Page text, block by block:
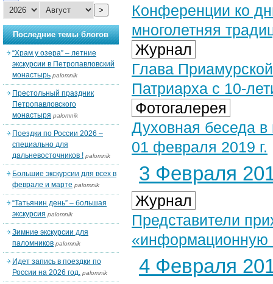
Конференции ко
многолетняя
Журнал
Глава
Патриарха с 10-
Фотогалерея
Духовная беседа
01 февраля 2019 г.
3 Февраля
Журнал
Представители
«информационную
4 Февраля
>
Последние темы блогов
“Храм у озера” – летние
экскурсии в Петропавловский
монастырь palomnik
Престольный праздник
Петропавловского
монастыря palomnik
Поездки по России 2026 –
специально для
дальневосточников ! palomnik
Большие экскурсии для всех в
феврале и марте palomnik
“Татьянин день” – большая
экскурсия palomnik
Зимние экскурсии для
паломников palomnik
Идет запись в поездки по
России на 2026 год. palomnik